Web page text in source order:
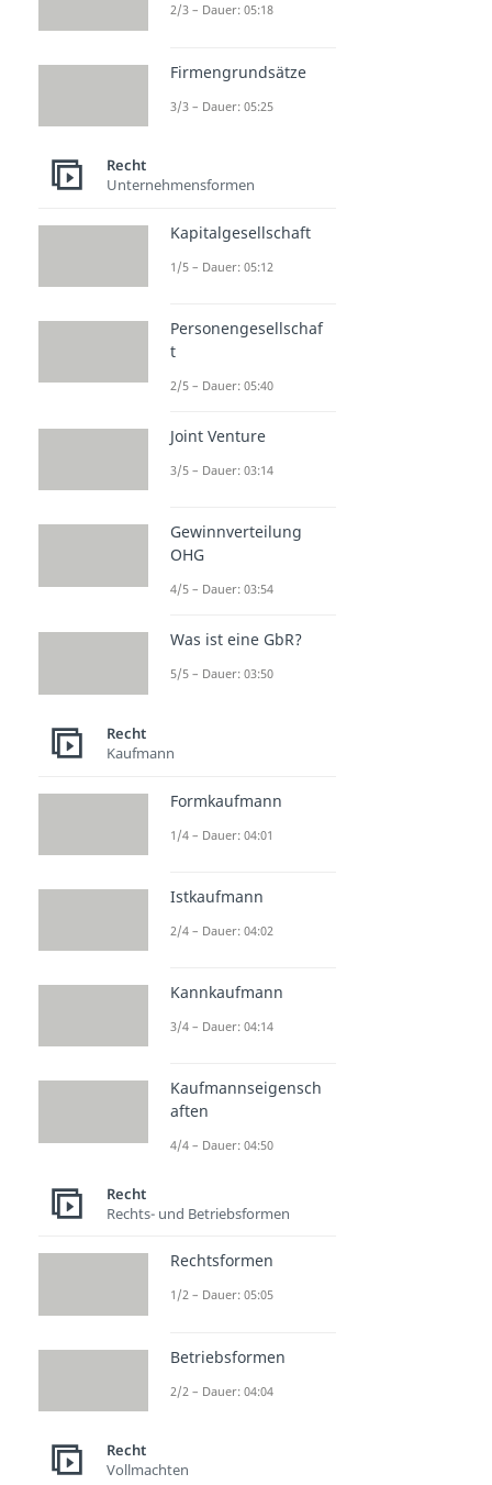
2/3 – Dauer: 05:18
Firmengrundsätze
3/3 – Dauer: 05:25
Recht
Unternehmensformen
Kapitalgesellschaft
1/5 – Dauer: 05:12
Personengesellschaf
t
2/5 – Dauer: 05:40
Joint Venture
3/5 – Dauer: 03:14
Gewinnverteilung
OHG
4/5 – Dauer: 03:54
Was ist eine GbR?
5/5 – Dauer: 03:50
Recht
Kaufmann
Formkaufmann
1/4 – Dauer: 04:01
Istkaufmann
2/4 – Dauer: 04:02
Kannkaufmann
3/4 – Dauer: 04:14
Kaufmannseigensch
aften
4/4 – Dauer: 04:50
Recht
Rechts- und Betriebsformen
Rechtsformen
1/2 – Dauer: 05:05
Betriebsformen
2/2 – Dauer: 04:04
Recht
Vollmachten